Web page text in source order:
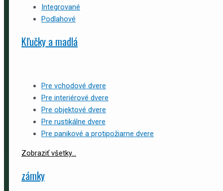
Integrované
Podlahové
Kľučky a madlá
Pre vchodové dvere
Pre interiérové dvere
Pre objektové dvere
Pre rustikálne dvere
Pre panikové a protipožiarne dvere
Zobraziť všetky...
zámky